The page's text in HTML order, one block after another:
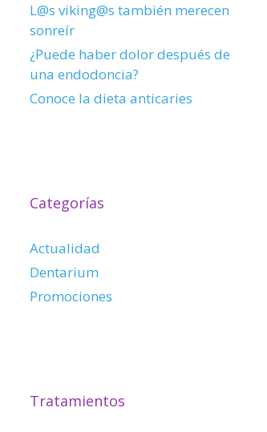
L@s viking@s también merecen
sonreír
¿Puede haber dolor después de
una endodoncia?
Conoce la dieta anticaries
Categorías
Actualidad
Dentarium
Promociones
Tratamientos